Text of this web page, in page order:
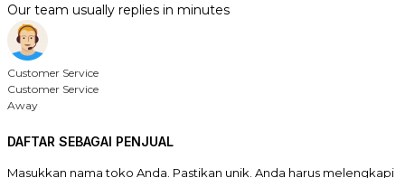
Our team usually replies in minutes
Customer Service
Customer Service
Away
DAFTAR SEBAGAI PENJUAL
Masukkan nama toko Anda. Pastikan unik. Anda harus melengkapi